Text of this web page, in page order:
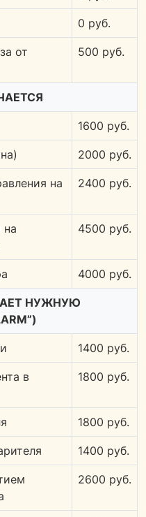
0 руб.
от
500 руб.
1600 руб.
2000 руб.
на
2400 руб.
на
4500 руб.
4000 руб.
НУЖНУЮ
1400 руб.
в
1800 руб.
1800 руб.
1400 руб.
2600 руб.